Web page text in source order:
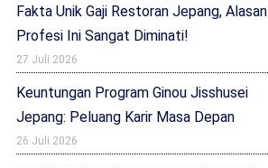
Fakta Unik Gaji Restoran Jepang, Alasan
Profesi Ini Sangat Diminati!
27 Juli 2026
Keuntungan Program Ginou Jisshusei
Jepang: Peluang Karir Masa Depan
26 Juli 2026